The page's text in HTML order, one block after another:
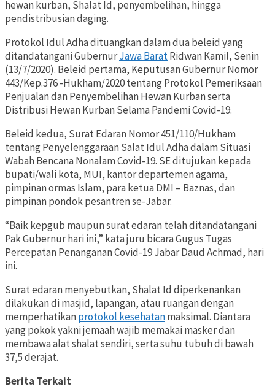
hewan kurban, Shalat Id, penyembelihan, hingga
pendistribusian daging.
Protokol Idul Adha dituangkan dalam dua beleid yang
ditandatangani GubernurJawa BaratRidwan Kamil, Senin
(13/7/2020). Beleid pertama, Keputusan Gubernur Nomor
443/Kep.376 -Hukham/2020 tentang Protokol Pemeriksaan
Penjualan dan Penyembelihan Hewan Kurban serta
Distribusi Hewan Kurban Selama Pandemi Covid-19.
Beleid kedua, Surat Edaran Nomor 451/110/Hukham
tentang Penyelenggaraan Salat Idul Adha dalam Situasi
Wabah Bencana Nonalam Covid-19. SE ditujukan kepada
bupati/wali kota, MUI, kantor departemen agama,
pimpinan ormas Islam, para ketua DMI – Baznas, dan
pimpinan pondok pesantren se-Jabar.
“Baik kepgub maupun surat edaran telah ditandatangani
Pak Gubernur hari ini,” kata juru bicara Gugus Tugas
Percepatan Penanganan Covid-19 Jabar Daud Achmad, hari
ini.
Surat edaran menyebutkan, Shalat Id diperkenankan
dilakukan di masjid, lapangan, atau ruangan dengan
memperhatikanprotokol kesehatanmaksimal. Diantara
yang pokok yakni jemaah wajib memakai masker dan
membawa alat shalat sendiri, serta suhu tubuh di bawah
37,5 derajat.
Berita Terkait